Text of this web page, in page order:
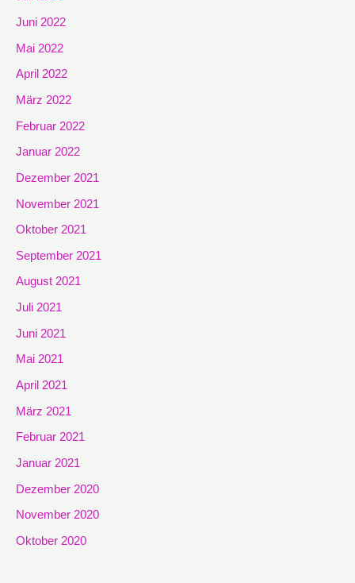
Juni 2022
Mai 2022
April 2022
März 2022
Februar 2022
Januar 2022
Dezember 2021
November 2021
Oktober 2021
September 2021
August 2021
Juli 2021
Juni 2021
Mai 2021
April 2021
März 2021
Februar 2021
Januar 2021
Dezember 2020
November 2020
Oktober 2020